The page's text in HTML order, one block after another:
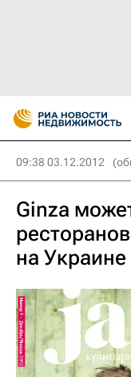
09:38 03.12.2012
Ginza
на Украине